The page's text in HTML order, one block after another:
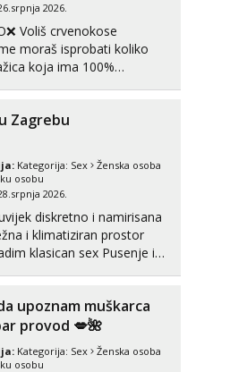
- Kod: #123
min
min
2026.
moraš isprobati koliko
koja ima 100%
mjeri. Sexi videa s
Zagrebu
Kategorija: Sex
Ženska osoba
osobu
2026.
diskretno i namirisana
i klimatiziran prostor
upoznam muškarca
provod 💋🌺
Kategorija: Sex
Ženska osoba
osobu